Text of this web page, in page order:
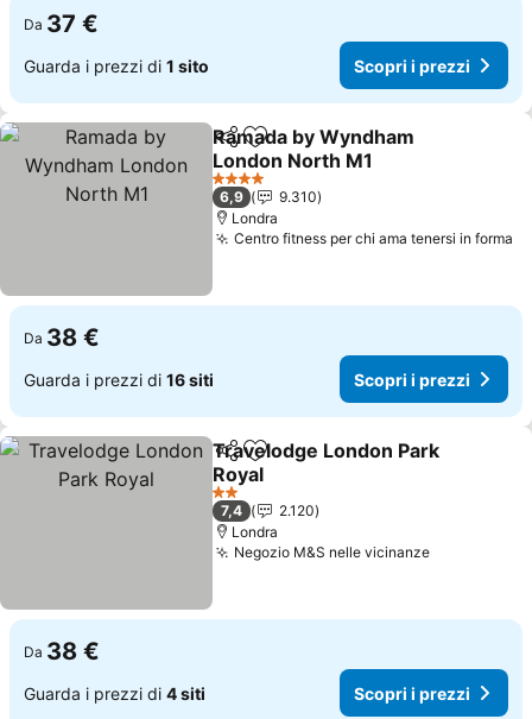
Da 37 €
Guarda i prezzi di 1 sito Scopri i prezzi
CondividiAggiungi ai preferiti
Ramada by Wyndham
London North M1
Scopri i prezzi
4 Stelle
6,9
9.310
Londra
Centro fitness per chi ama tenersi in forma
Da 38 €
Guarda i prezzi di 16 siti Scopri i prezzi
CondividiAggiungi ai preferiti
Travelodge London Park
Royal
Scopri i prezzi
2 Stelle
7,4
2.120
Londra
Negozio M&S nelle vicinanzeScopri i
Da 38 €
Guarda i prezzi di 4 siti Scopri i prezzi